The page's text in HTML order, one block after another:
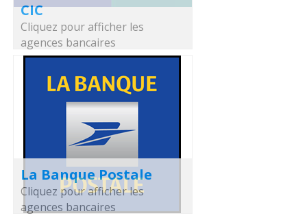
CIC
Cliquez pour afficher les
agences bancaires
La Banque Postale
Cliquez pour afficher les
agences bancaires